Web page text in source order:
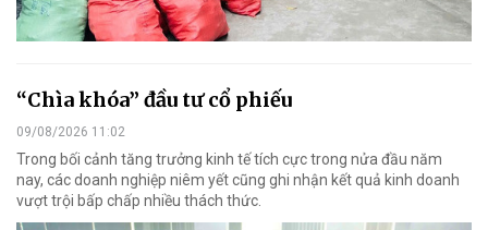
“Chìa khóa” đầu tư cổ phiếu
09/08/2026 11:02
Trong bối cảnh tăng trưởng kinh tế tích cực trong nửa đầu năm
nay, các doanh nghiệp niêm yết cũng ghi nhận kết quả kinh doanh
vượt trội bấp chấp nhiều thách thức.